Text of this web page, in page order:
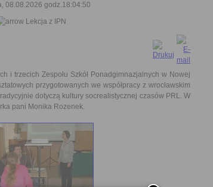
08.08.2026 godz.18:04:51
Lekcja z IPN
i trzecich Zespołu Szkół Ponadgimnazjalnych w Nowej
przygotowanych we współpracy z wrocławskim
dotyczą kultury socrealistycznej czasów PRL. W
pani Monika Rozenek.